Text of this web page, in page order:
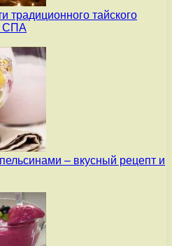
традиционного тайского
СПА
– вкусный рецепт и